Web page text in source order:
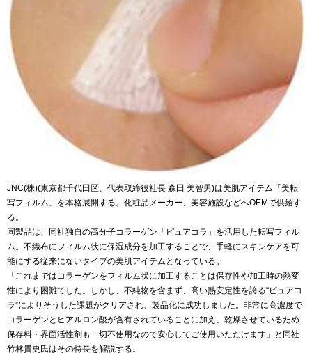
JNC(株)(東京都千代田区、代表取締役社長 森田 美智男)は美肌アイテム「美転
写フィルム」を本格展開する。化粧品メーカー、美容施設などへOEMで供給す
る。
同製品は、同社独自の高分子コラーゲン「ピュアコラ」を活用した転写フィル
ム。不織布にフィルム状に保湿成分を加工することで、手軽にスキンケアを可
能にする従来にないタイプの美肌アイテムとなっている。
「これまではコラーゲンをフィルム状に加工することは保存性や加工時の熱変
性により困難でした。しかし、不純物を含まず、高い熱安定性を誇る“ピュアコ
ラ”によりそうした課題がクリアされ、製品化に成功しました。非常に高濃度で
コラーゲンとヒアルロン酸が含有されていることに加え、乾燥させているため
保存料・界面活性剤も一切不使用なので安心してご使用いただけます」と同社
竹林貴史氏はその特長を解説する。